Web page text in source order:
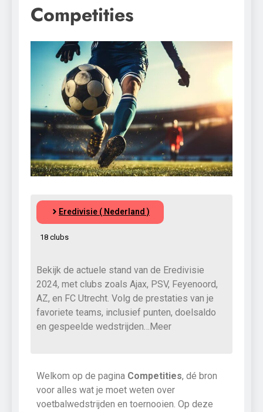
Competities
Eredivisie ( Nederland )
18 clubs
Bekijk de actuele stand van de Eredivisie
2024, met clubs zoals Ajax, PSV, Feyenoord,
AZ, en FC Utrecht. Volg de prestaties van je
favoriete teams, inclusief punten, doelsaldo
en gespeelde wedstrijden…Meer
Welkom op de pagina Competities, dé bron
voor alles wat je moet weten over
voetbalwedstrijden en toernooien. Op deze